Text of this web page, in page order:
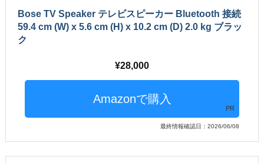
Bose TV Speaker テレビスピーカー Bluetooth 接続
59.4 cm (W) x 5.6 cm (H) x 10.2 cm (D) 2.0 kg ブラッ
ク
28,000
PR
最終情報確認日：2026/06/08